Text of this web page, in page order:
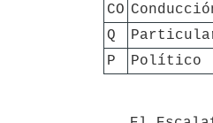
CO
Q
P
Político